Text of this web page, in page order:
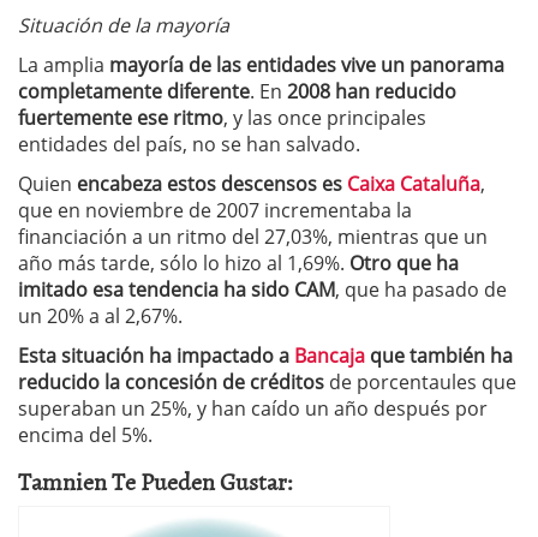
Situación de la mayoría
La amplia mayoría de las entidades vive un panorama
completamente diferente. En 2008 han reducido
fuertemente ese ritmo, y las once principales
entidades del país, no se han salvado.
Quien encabeza estos descensos es Caixa Cataluña,
que en noviembre de 2007 incrementaba la
financiación a un ritmo del 27,03%, mientras que un
año más tarde, sólo lo hizo al 1,69%. Otro que ha
imitado esa tendencia ha sido CAM, que ha pasado de
un 20% a al 2,67%.
Esta situación ha impactado a Bancaja que también ha
reducido la concesión de créditos de porcentaules que
superaban un 25%, y han caído un año después por
encima del 5%.
Tamnien Te Pueden Gustar: